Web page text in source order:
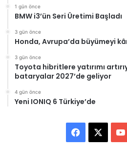
1 gün önce
BMW i3’ün Seri Üretimi Başladı
3 gün önce
Honda, Avrupa’da büyümeyi
3 gün önce
Toyota hibritlere yatırımı
bataryalar 2027’de geliyor
4 gün önce
Yeni IONIQ 6 Türkiye’de
Facebook